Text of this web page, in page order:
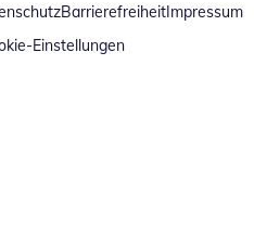
BarrierefreiheitImpressum
Einstellungen